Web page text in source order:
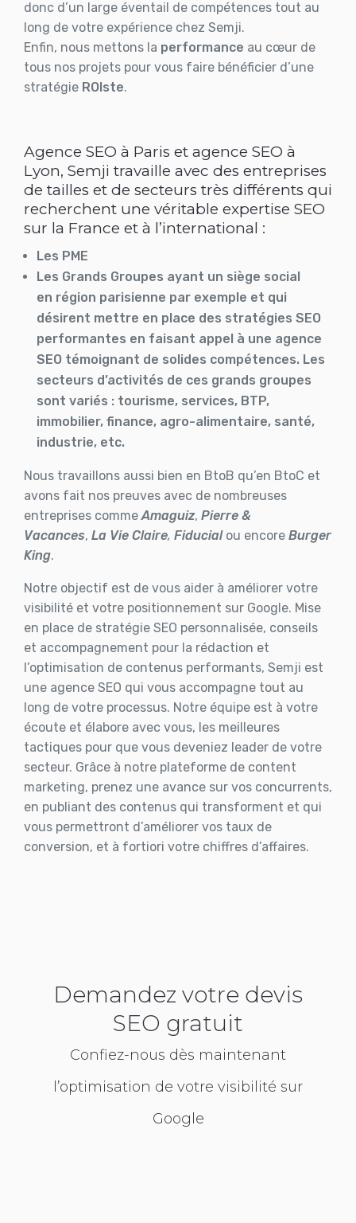
donc d’un large éventail de compétences tout au
long de votre expérience chez Semji.
Enfin, nous mettons la performance au cœur de
tous nos projets pour vous faire bénéficier d’une
stratégie ROIste.
Agence SEO à Paris et agence SEO à
Lyon, Semji travaille avec des entreprises
de tailles et de secteurs très différents qui
recherchent une véritable expertise SEO
sur la France et à l’international :
Les PME
Les Grands Groupes ayant un siège social
en région parisienne par exemple et qui
désirent mettre en place des stratégies SEO
performantes en faisant appel à une agence
SEO témoignant de solides compétences. Les
secteurs d’activités de ces grands groupes
sont variés : tourisme, services, BTP,
immobilier, finance, agro-alimentaire, santé,
industrie, etc.
Nous travaillons aussi bien en BtoB qu’en BtoC et
avons fait nos preuves avec de nombreuses
entreprises comme Amaguiz, Pierre &
Vacances, La Vie Claire, Fiducial ou encore Burger
King.
Notre objectif est de vous aider à améliorer votre
visibilité et votre positionnement sur Google. Mise
en place de stratégie SEO personnalisée, conseils
et accompagnement pour la rédaction et
l’optimisation de contenus performants, Semji est
une agence SEO qui vous accompagne tout au
long de votre processus. Notre équipe est à votre
écoute et élabore avec vous, les meilleures
tactiques pour que vous deveniez leader de votre
secteur. Grâce à notre plateforme de content
marketing, prenez une avance sur vos concurrents,
en publiant des contenus qui transforment et qui
vous permettront d’améliorer vos taux de
conversion, et à fortiori votre chiffres d’affaires.
Demandez votre devis
SEO gratuit
Confiez-nous dès maintenant
l’optimisation de votre visibilité sur
Google